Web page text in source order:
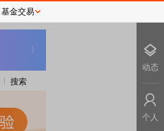
搜索
基金交易
动态
个人